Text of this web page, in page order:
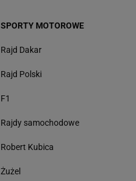
SPORTY MOTOROWE
Rajd Dakar
Rajd Polski
F1
Rajdy samochodowe
Robert Kubica
Żużel